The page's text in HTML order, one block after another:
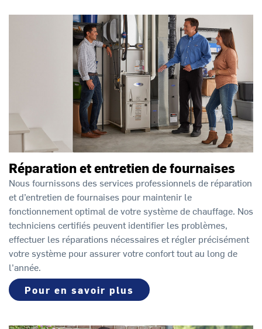
Réparation et entretien de fournaises
Nous fournissons des services professionnels de réparation
et d’entretien de fournaises pour maintenir le
fonctionnement optimal de votre système de chauffage. Nos
techniciens certifiés peuvent identifier les problèmes,
effectuer les réparations nécessaires et régler précisément
votre système pour assurer votre confort tout au long de
l’année.
Pour en savoir plus